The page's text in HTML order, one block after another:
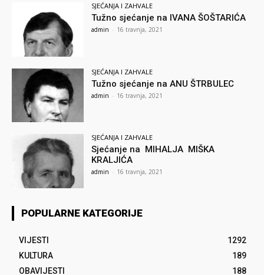
SJEĆANJA I ZAHVALE
Tužno sjećanje na IVANA ŠOŠTARIĆA
admin - 16 travnja, 2021
SJEĆANJA I ZAHVALE
Tužno sjećanje na ANU ŠTRBULEC
admin - 16 travnja, 2021
SJEĆANJA I ZAHVALE
Sjećanje na MIHALJA MIŠKA
KRALJIĆA
admin - 16 travnja, 2021
POPULARNE KATEGORIJE
VIJESTI
1292
KULTURA
189
OBAVIJESTI
188